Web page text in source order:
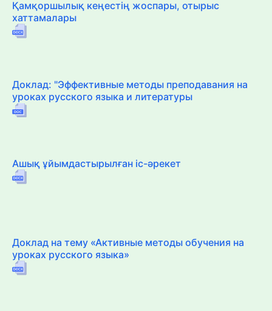
Қамқоршылық кеңестің жоспары, отырыс
хаттамалары
Доклад: "Эффективные методы преподавания на
уроках русского языка и литературы
Ашық ұйымдастырылған іс-әрекет
Доклад на тему «Активные методы обучения на
уроках русского языка»